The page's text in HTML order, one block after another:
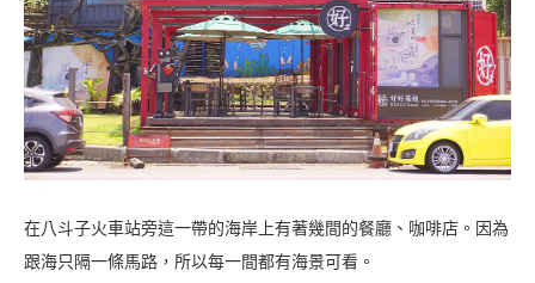
在八斗子火車站旁這一帶的海岸上有著幾間的餐廳、咖啡店。因為
跟海只隔一條馬路，所以每一間都有海景可看。